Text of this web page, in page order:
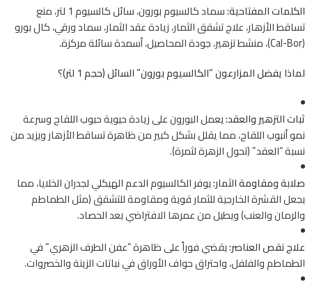
الكلمات المفتاحية:
سماد كالسيوم بورون، سائل كالسيوم 1 لتر، منع
تساقط الأزهار، علاج تشقق الثمار، زيادة عقد الثمار، سماد ورقي، كال بورو
(Cal-Bor)، منشط تزهير، جودة المحاصيل، أسمدة سائلة مركزة.
لماذا يفضل المزارعون “الكالسيوم بورون” السائل (حجم 1 لتر)؟
ثبات التزهير والعقد:يعمل البورون على زيادة حيوية حبوب اللقاح وسرعة
نمو أنبوب اللقاح، مما يقلل بشكل كبير من ظاهرة تساقط الأزهار ويزيد من
نسبة “العقد” (تحول الزهرة لثمرة).
صلابة ومقاومة الثمار:يوفر الكالسيوم الدعم الهيكلي لجدران الخلايا، مما
يجعل القشرة الخارجية للثمار قوية ومقاومة للتشقق (مثل الطماطم
والرمان والعنب) ويطيل من عمرها الافتراضي بعد الحصاد.
علاج نقص العناصر:يقضي فوراً على ظاهرة “عفن الطرف الزهري” في
الطماطم والفلفل، واحتراق حواف الأوراق في نباتات الزينة والخصروات.